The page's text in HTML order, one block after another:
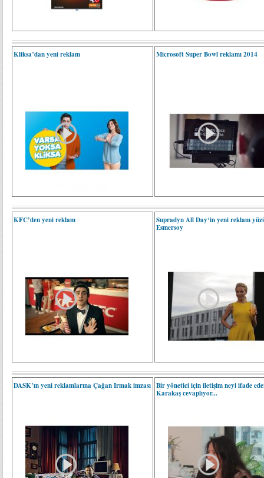
Kliksa’dan yeni reklam Microsoft Super Bowl reklamı 2014
KFC’den yeni reklam
Supradyn All Day‘in yeni reklam
Esmersoy
DASK’ın yeni reklamlarına Çağan Irmak imzası Bir yönetici için iletişim neyi ifade
Karakaş cevaplıyor...